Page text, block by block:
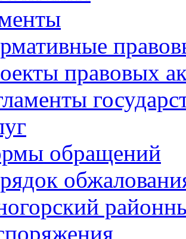
правовых
обращений